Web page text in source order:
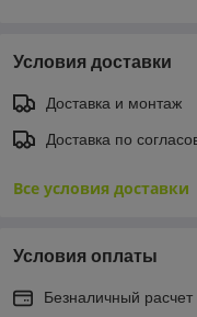
Условия доставки
Доставка и монтаж
Доставка по
Все условия доставки
Условия оплаты
Безналичный расчет